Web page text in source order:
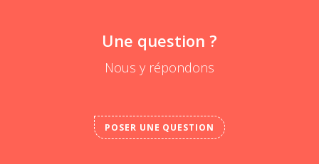
Une question ?
Nous y répondons
POSER UNE QUESTION